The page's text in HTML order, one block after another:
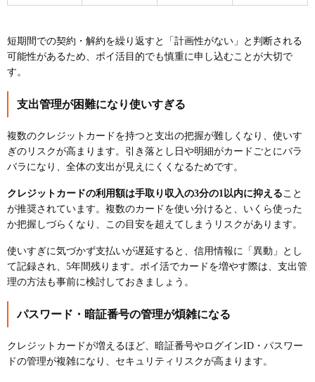
短期間での契約・解約を繰り返すと「計画性がない」と判断される
可能性があるため、ポイ活目的でも慎重に申し込むことが大切で
す。
支出管理が困難になり使いすぎる
複数のクレジットカードを持つと支出の把握が難しくなり、使いす
ぎのリスクが高まります。引き落とし日や明細がカードごとにバラ
バラになり、全体の支出が見えにくくなるためです。
クレジットカードの利用額は手取り収入の3分の1以内に抑えること
が推奨されています。複数のカードを使い分けると、いくら使った
か把握しづらくなり、この目安を超えてしまうリスクがあります。
使いすぎに気づかず支払いが遅延すると、信用情報に「異動」とし
て記録され、5年間残ります。ポイ活でカードを増やす際は、支出管
理の方法も事前に検討しておきましょう。
パスワード・暗証番号の管理が煩雑になる
クレジットカードが増えるほど、暗証番号やログインID・パスワー
ドの管理が複雑になり、セキュリティリスクが高まります。